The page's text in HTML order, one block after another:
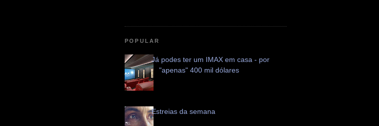
POPULAR
Já podes ter um IMAX em casa - por
"apenas" 400 mil dólares
Estreias da semana